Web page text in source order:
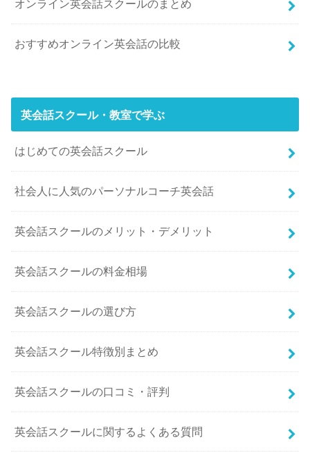
オンライン英会話スクールのまとめ
おすすめオンライン英会話の比較
英会話スクール・教室で学ぶ
はじめての英会話スクール
社会人に人気のパーソナルコーチ英会話
英会話スクールのメリット・デメリット
英会話スクールの料金相場
英会話スクールの選び方
英会話スクール特徴別まとめ
英会話スクールの口コミ・評判
英会話スクールに関するよくある質問